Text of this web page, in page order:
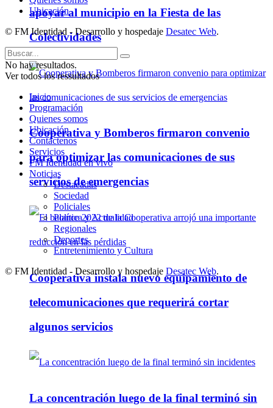
apoyar al municipio en la Fiesta de las
Colectividades
Cooperativa y Bomberos firmaron convenio
para optimizar las comunicaciones de sus
servicios de emergencias
Cooperativa instala nuevo equipamiento de
telecomunicaciones que requerirá cortar
algunos servicios
La concentración luego de la final terminó sin
Ubicación
© FM Identidad - Desarrollo y hospedaje Desatec Web.
No hay resultados.
Ver todos los ressultados
Inicio
Programación
Quienes somos
Ubicación
Contáctenos
Servicios
FM Identidad en vivo
Noticias
Destacadas
Sociedad
Policiales
Política y Actualidad
Regionales
Deportes
Entretenimiento y Cultura
© FM Identidad - Desarrollo y hospedaje Desatec Web.